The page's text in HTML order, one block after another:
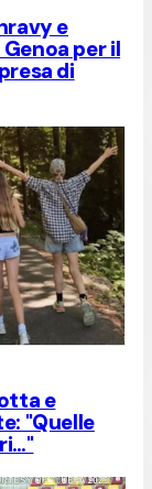
e
per il
di
e
"Quelle